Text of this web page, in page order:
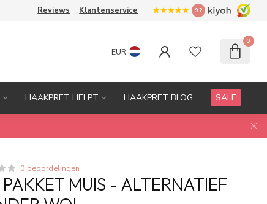
Reviews Klantenservice 9.2
EUR
0
HAAKPRET HELPT HAAKPRET BLOG SALE
0 beoordelingen
MUIS - ALTERNATIEF